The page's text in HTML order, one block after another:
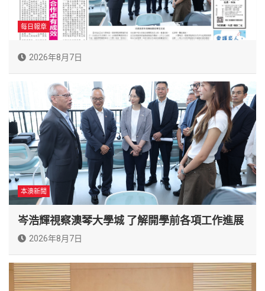
每日報章
2026年8月7日
本澳新聞
岑浩輝視察澳琴大學城 了解開學前各項工作進展
2026年8月7日